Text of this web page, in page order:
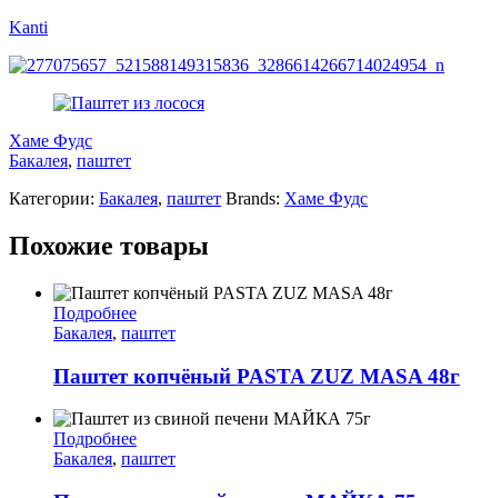
Kanti
Хаме Фудс
Бакалея, паштет
Категории: Бакалея, паштет Brands: Хаме Фудс
Похожие товары
Подробнее
Бакалея, паштет
Паштет копчёный PASTA ZUZ MASA 48г
Подробнее
Бакалея, паштет